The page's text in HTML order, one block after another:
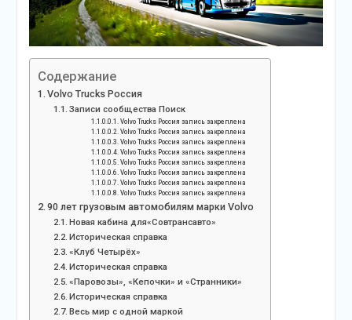
Содержание
Volvo Trucks Россия
Записи сообщества Поиск
Volvo Trucks Россия запись закреплена
Volvo Trucks Россия запись закреплена
Volvo Trucks Россия запись закреплена
Volvo Trucks Россия запись закреплена
Volvo Trucks Россия запись закреплена
Volvo Trucks Россия запись закреплена
Volvo Trucks Россия запись закреплена
Volvo Trucks Россия запись закреплена
90 лет грузовым автомобилям марки Volvo
Новая кабина для«Совтрансавто»
Историческая справка
«Клуб Четырёх»
Историческая справка
«Паровозы», «Кепочки» и «Странники»
Историческая справка
Весь мир с одной маркой